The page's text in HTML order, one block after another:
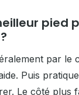
pied
par le
Puis
Le côté plus